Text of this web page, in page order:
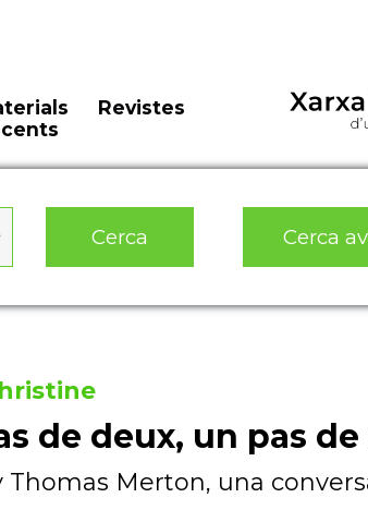
Revistes
Cerca Cerca
de deux, un pas
Merton, una